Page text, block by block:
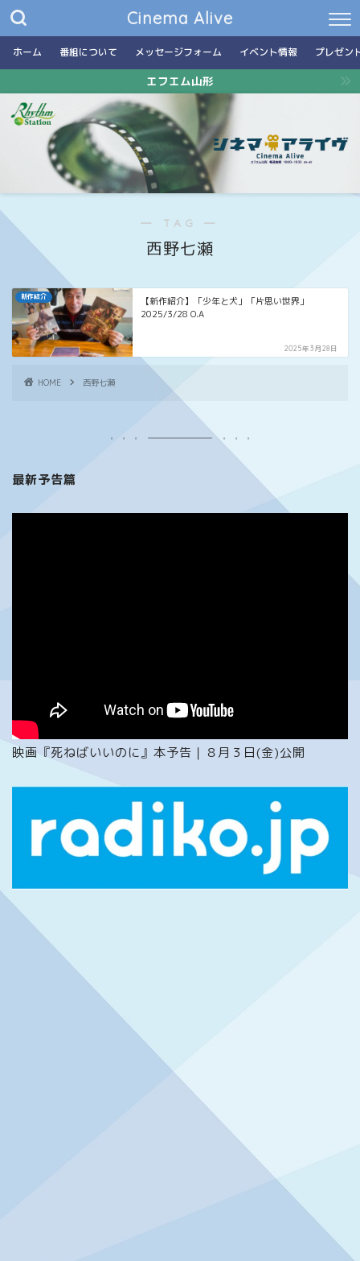
Cinema Alive
ホーム 番組について メッセージフォーム イベント情報 プレゼン
エフエム山形
― TAG ―
西野七瀬
新作紹介
【新作紹介】「少年と犬」「片思い世界」
2025/3/28 O.A
2025年3月28日
HOME 西野七瀬
最新予告篇
映画『死ねばいいのに』本予告｜８月３日(金)公開